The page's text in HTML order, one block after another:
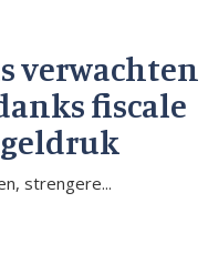
verwachten
fiscale
strengere...